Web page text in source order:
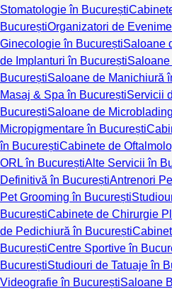
Stomatologie în București
BucureștiOrganizatori de
Ginecologie în BucureștiSaloane
de Implanturi în București
BucureștiSaloane de Manichiură
Masaj & Spa în BucureștiServicii
BucureștiSaloane de
Micropigmentare în București
în BucureștiCabinete de
ORL în BucureștiAlte Servicii în
Definitivă în BucureștiAntrenori
Pet Grooming în București
BucureștiCabinete de Chirurgie
de Pedichiură în București
BucureștiCentre Sportive în
BucureștiStudiouri de Tatuaje în
Videografie în BucureștiSaloane